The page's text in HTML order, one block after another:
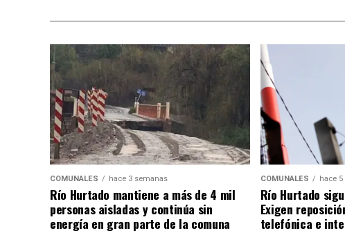
COMUNALES hace 3 semanas
Río Hurtado mantiene a más de 4 mil
personas aisladas y continúa sin
energía en gran parte de la comuna
COMUNALES hace
Río Hurtado
Exigen
telefónica e